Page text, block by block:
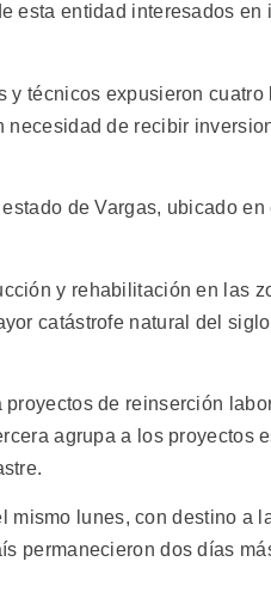
esta entidad interesados en
y técnicos expusieron
de recibir
de Vargas, ubicado en
y rehabilitación en las
catástrofe natural del
de reinserción
agrupa a los proyectos
mismo lunes, con destino a
permanecieron dos días